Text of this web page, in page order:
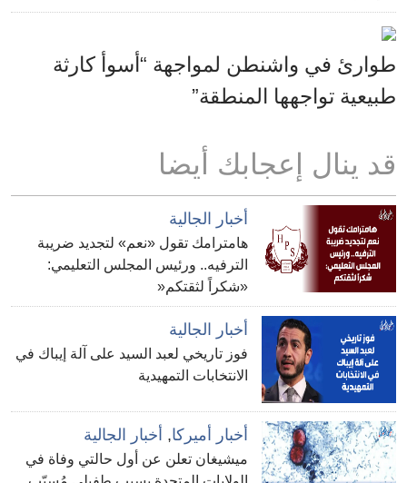
طوارئ في واشنطن لمواجهة “أسوأ كارثة
طبيعية تواجهها المنطقة”
قد ينال إعجابك أيضا
أخبار الجالية
هامترامك تقول «نعم» لتجديد ضريبة
الترفيه.. ورئيس المجلس التعليمي:
«شكراً لثقتكم«
أخبار الجالية
فوز تاريخي لعبد السيد على آلة إيباك في
الانتخابات التمهيدية
أخبار أميركا, أخبار الجالية
ميشيغان تعلن عن أول حالتي وفاة في